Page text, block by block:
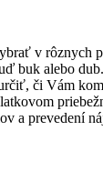
v rôznych
buk alebo
či Vám
a prevedení